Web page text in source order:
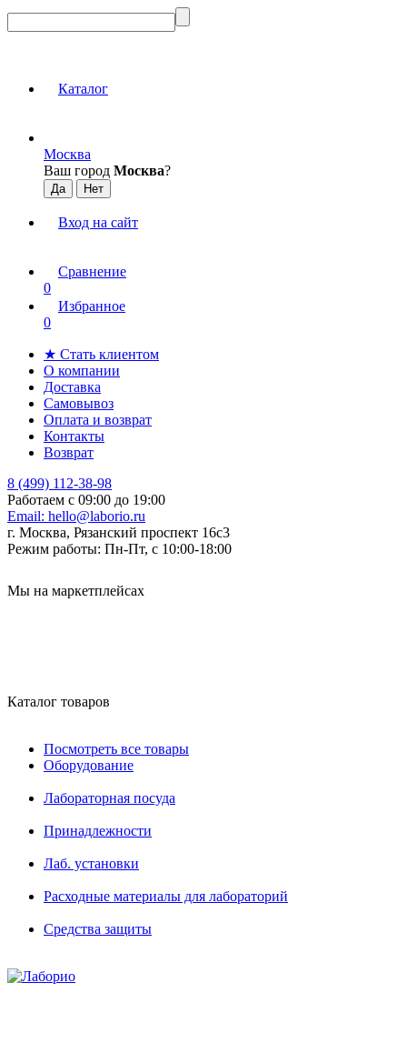
Каталог
Москва
Ваш город Москва?
Вход на сайт
Сравнение
0
Избранное
0
★ Стать клиентом
О компании
Доставка
Самовывоз
Оплата и возврат
Контакты
Возврат
8 (499) 112-38-98
Работаем с 09:00 до 19:00
Email: hello@laborio.ru
г. Москва, Рязанский проспект 16с3
Режим работы: Пн-Пт, с 10:00-18:00
Мы на маркетплейсах
Каталог товаров
Посмотреть все товары
Оборудование
Лабораторная посуда
Принадлежности
Лаб. установки
Расходные материалы для лабораторий
Средства защиты